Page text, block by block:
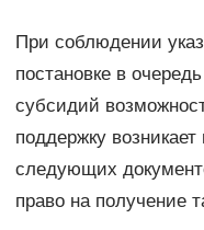
При соблюдении
постановке в
субсидий
поддержку
следующих
право на получение